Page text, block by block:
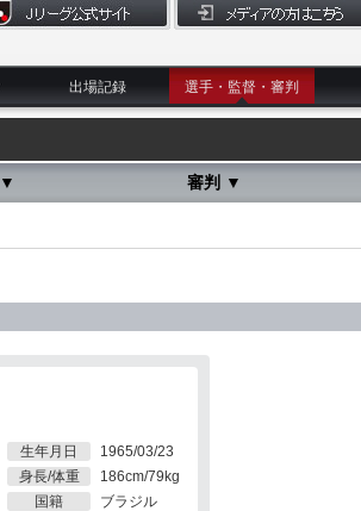
出場記録 選手・監督・審判
審判 ▼
生年月日
1965/03/23
身長/体重
186cm/79kg
国籍
ブラジル